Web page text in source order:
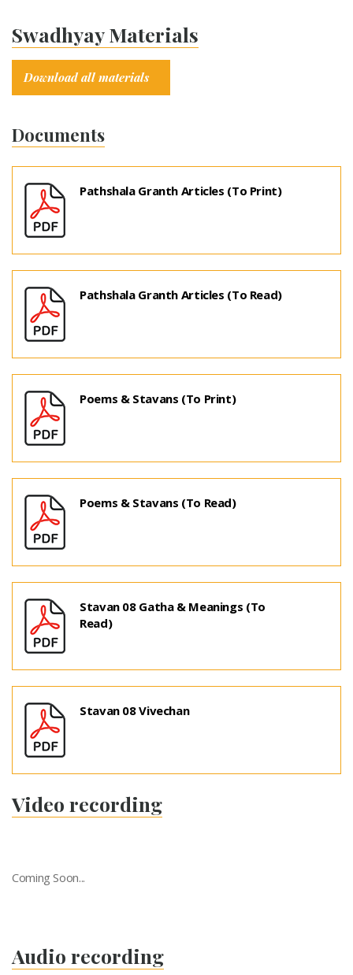
Swadhyay Materials
Download all materials
Documents
Pathshala Granth Articles (To Print)
Pathshala Granth Articles (To Read)
Poems & Stavans (To Print)
Poems & Stavans (To Read)
Stavan 08 Gatha & Meanings (To
Read)
Stavan 08 Vivechan
Video recording
Coming Soon...
Audio recording